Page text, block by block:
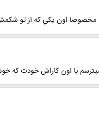
مخصوصا اون يكي كه از تو
با اون كاراش خودت كه